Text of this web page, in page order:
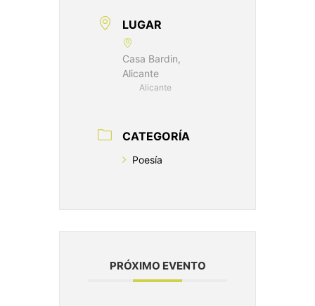
LUGAR
Casa Bardin,
Alicante
Alicante
CATEGORÍA
Poesía
PRÓXIMO EVENTO